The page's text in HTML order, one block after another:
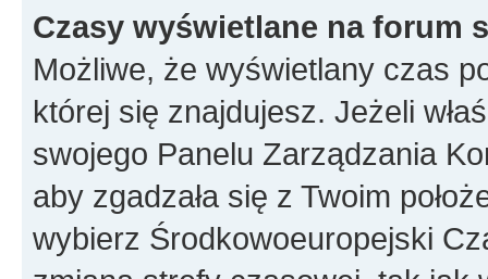
Czasy wyświetlane na forum
Możliwe, że wyświetlany czas
której się znajdujesz. Jeżeli
swojego Panelu Zarządzania
aby zgadzała się z Twoim
wybierz Środkowoeuropejski